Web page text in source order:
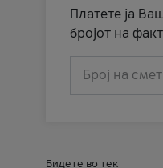
Платете ја
бројот на
Број на
Бидете во тек